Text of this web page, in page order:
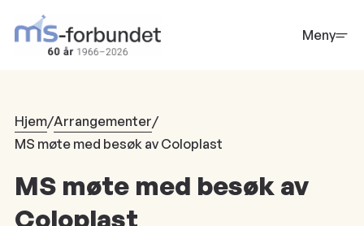
hovedinnhold
Meny
Hjem/Arrangementer/
MS møte med besøk av Coloplast
MS møte med besøk av
Coloplast